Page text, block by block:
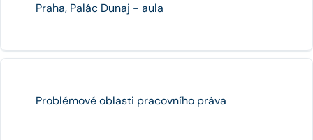
Praha, Palác Dunaj - aula
Problémové oblasti pracovního práva